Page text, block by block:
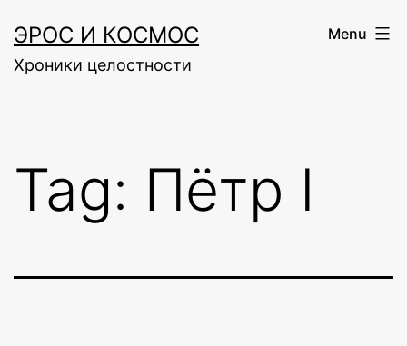
to
content
ЭРОС И КОСМОС
Хроники целостности
Menu
Tag: Пётр I